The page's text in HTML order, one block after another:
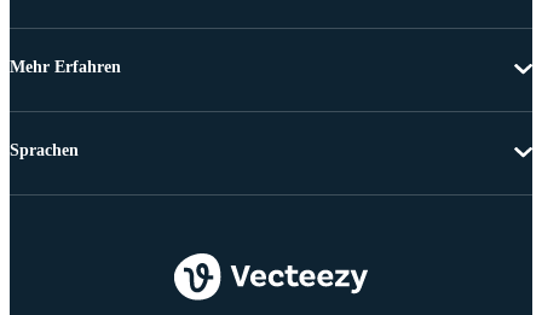
Mehr Erfahren
Sprachen